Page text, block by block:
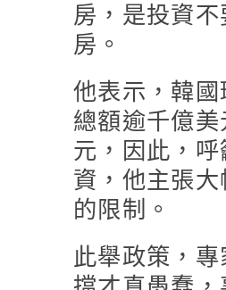
房，是投資
房。
他表示，韓
總額逾千億
元，因此，
資，他主張
的限制。
此舉政策，